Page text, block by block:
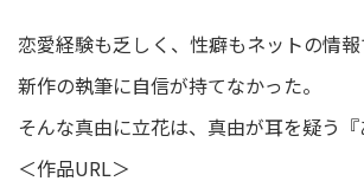
恋愛経験も乏しく、性癖もネットの情
新作の執筆に自信が持てなかった。
そんな真由に立花は、真由が耳を疑う『
＜作品URL＞